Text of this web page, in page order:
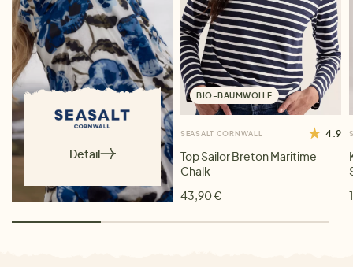
Detail
BIO-BAUMWOLLE
SEASALT CORNWALL 4.9
Top Sailor Breton Maritime
Chalk
43,90 €